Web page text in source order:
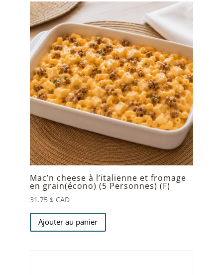
Mac’n cheese à l’italienne et fromage
en grain(écono) (5 Personnes) (F)
31.75 $ CAD
Ajouter au panier